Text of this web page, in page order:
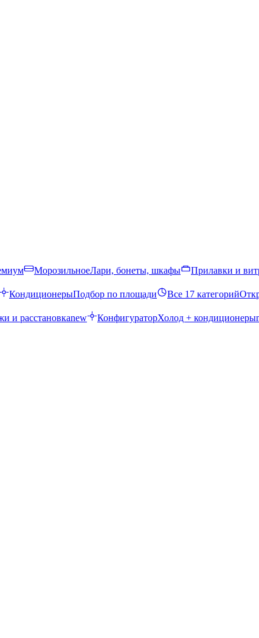
МорозильноеЛари, бонеты, шкафы Прилавки и
КондиционерыПодбор по площади Все 17 категорий
и расстановкаnew КонфигураторХолод + кондиционеры